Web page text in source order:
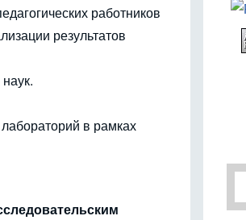
работников
результатов
в рамках